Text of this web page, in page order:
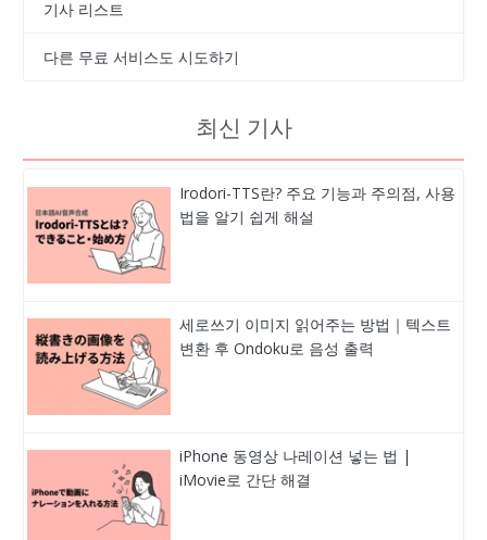
기사 리스트
다른 무료 서비스도 시도하기
최신 기사
Irodori-TTS란? 주요 기능과 주의점, 사용
법을 알기 쉽게 해설
세로쓰기 이미지 읽어주는 방법｜텍스트
변환 후 Ondoku로 음성 출력
iPhone 동영상 나레이션 넣는 법 |
iMovie로 간단 해결